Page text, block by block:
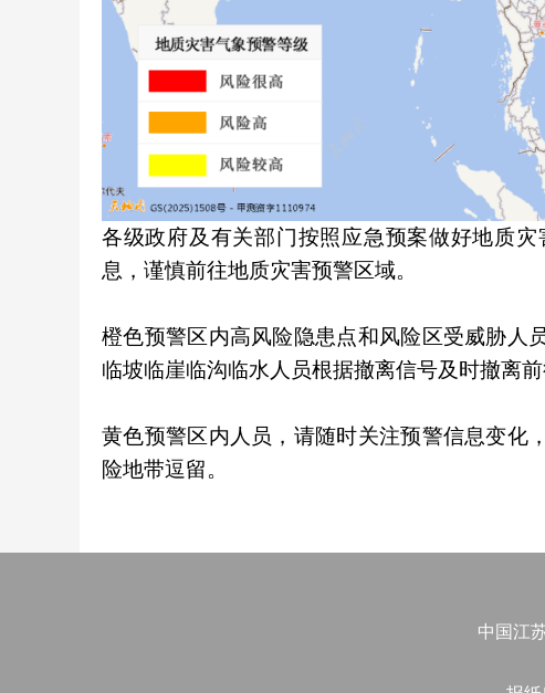
各级政府及有关部门按照应急预案做好地质
息，谨慎前往地质灾害预警区域。
橙色预警区内高风险隐患点和风险区受威胁人
临坡临崖临沟临水人员根据撤离信号及时撤离
黄色预警区内人员，请随时关注预警信息变化
险地带逗留。
中国江